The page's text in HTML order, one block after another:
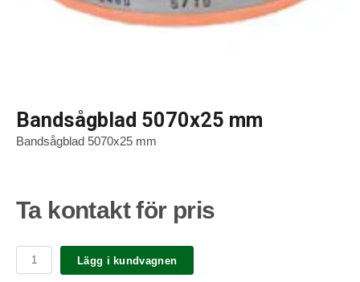
Bandsågblad 5070x25 mm
Bandsågblad 5070x25 mm
Ta kontakt för pris
Lägg i kundvagnen